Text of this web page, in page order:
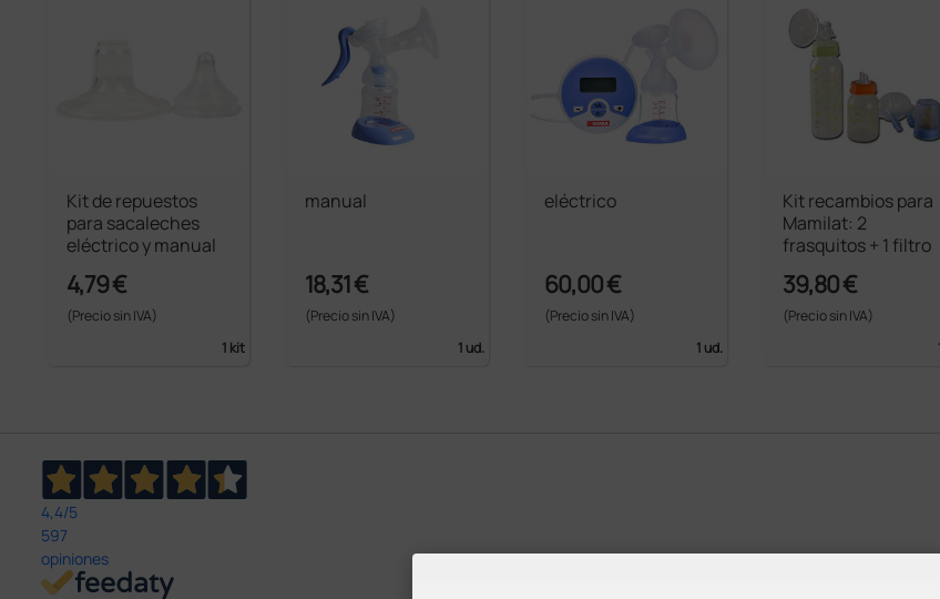
Kit de repuestos
para sacaleches
eléctrico y manual
4,79 €
(Precio sin IVA)
1 kit
manual
18,31 €
(Precio sin IVA)
1 ud.
eléctrico
60,00 €
(Precio sin IVA)
1 ud.
Kit recambios para
Mamilat: 2
frasquitos + 1 filtro
39,80 €
(Precio sin IVA)
4,4/5
597
opiniones